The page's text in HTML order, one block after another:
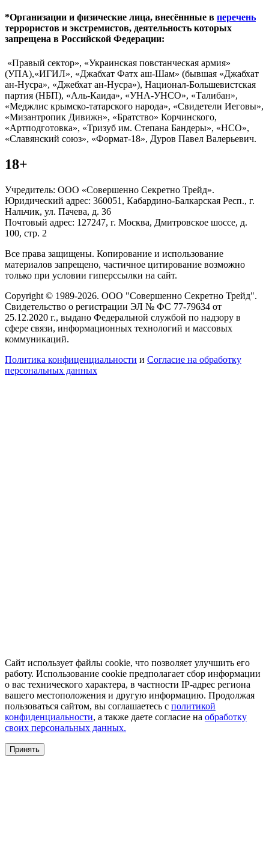
*Организации и физические лица, внесённные в перечень
террористов и экстремистов, деятельность которых
запрещена в Российской Федерации:
«Правый сектор», «Украинская повстанческая армия»
(УПА),«ИГИЛ», «Джабхат Фатх аш-Шам» (бывшая «Джабхат
ан-Нусра», «Джебхат ан-Нусра»), Национал-Большевистская
партия (НБП), «Аль-Каида», «УНА-УНСО», «Талибан»,
«Меджлис крымско-татарского народа», «Свидетели Иеговы»,
«Мизантропик Дивижн», «Братство» Корчинского,
«Артподготовка», «Тризуб им. Степана Бандеры», «НСО»,
«Славянский союз», «Формат-18», Дуров Павел Валерьевич.
18+
Учредитель: ООО «Совершенно Секретно Трейд».
Юридический адрес: 360051, Кабардино-Балкарская Респ., г.
Нальчик, ул. Пачева, д. 36
Почтовый адрес: 127247, г. Москва, Дмитровское шоссе, д.
100, стр. 2
Все права защищены. Копирование и использование
материалов запрещено, частичное цитирование возможно
только при условии гиперссылки на сайт.
Copyright © 1989-2026. ООО "Совершенно Секретно Трейд".
Свидетельство о регистрации ЭЛ № ФС 77-79634 от
25.12.2020 г., выдано Федеральной службой по надзору в
сфере связи, информационных технологий и массовых
коммуникаций.
Политика конфиценциальности и Согласие на обработку
персональных данных
Сайт использует файлы cookie, что позволяет улучшить его
работу. Использование cookie предполагает сбор информации
о вас технического характера, в частности IP-адрес региона
вашего местоположения и другую информацию. Продолжая
пользоваться сайтом, вы соглашаетесь с политикой
конфиденциальности, а также даете согласие на обработку
своих персональных данных.
Принять